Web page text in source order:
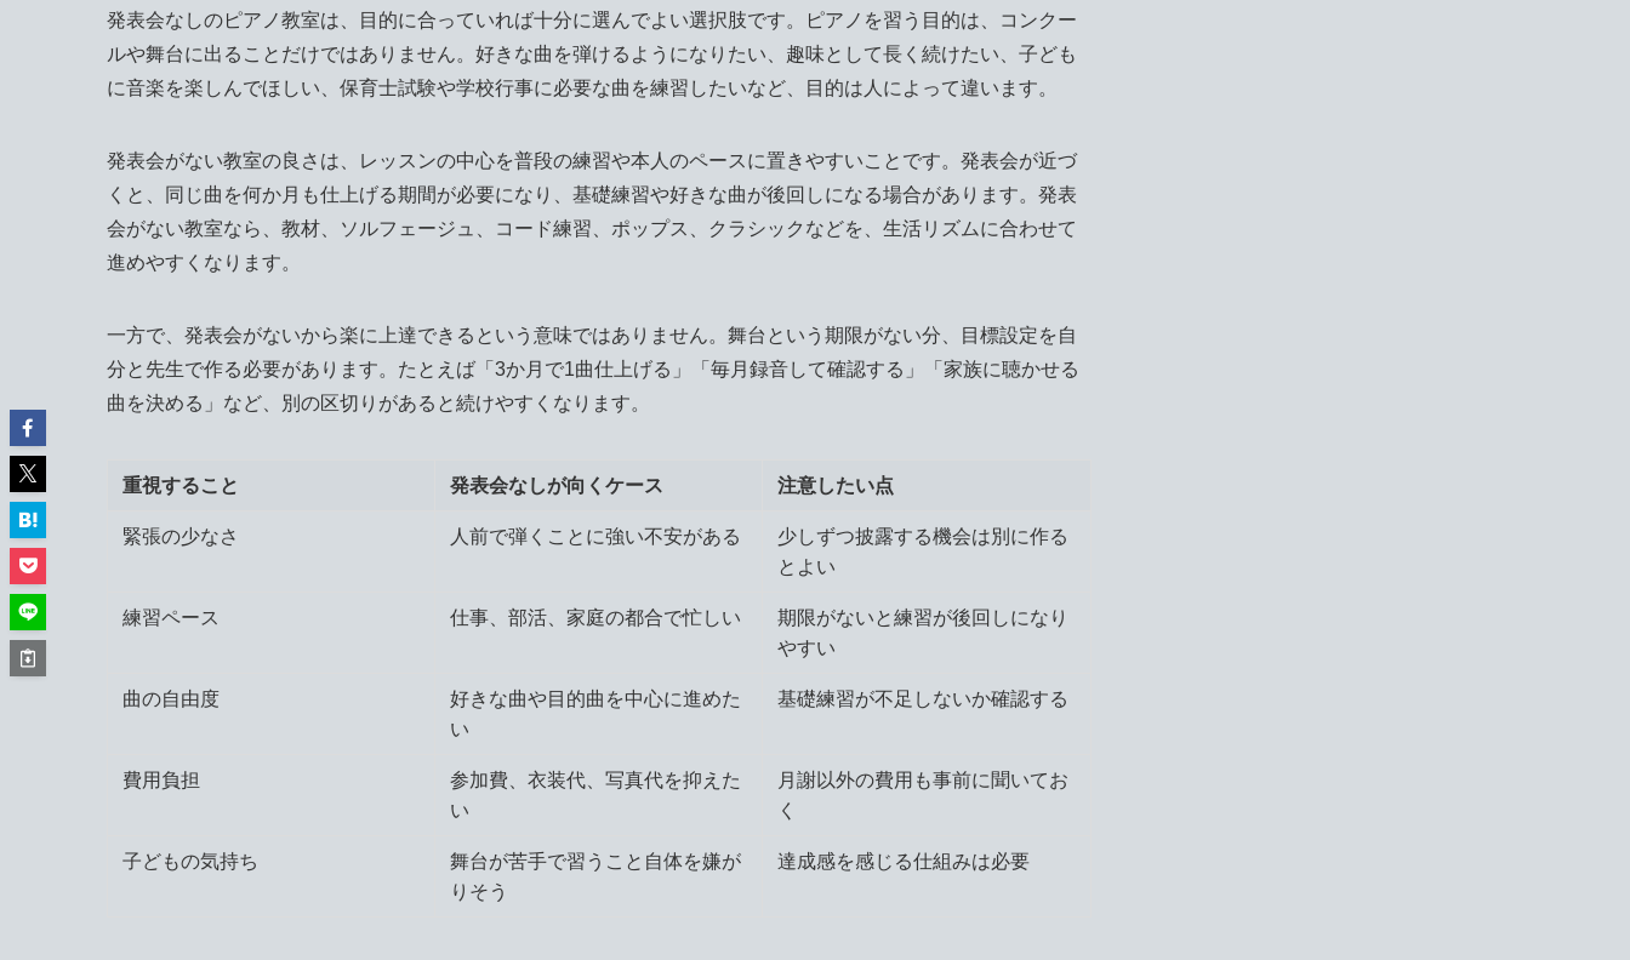
発表会なしのピアノ教室は、目的に合っていれば十分に選んでよい選択肢です。ピアノを習う目的は、コンクー
ルや舞台に出ることだけではありません。好きな曲を弾けるようになりたい、趣味として長く続けたい、子ども
に音楽を楽しんでほしい、保育士試験や学校行事に必要な曲を練習したいなど、目的は人によって違います。
発表会がない教室の良さは、レッスンの中心を普段の練習や本人のペースに置きやすいことです。発表会が近づ
くと、同じ曲を何か月も仕上げる期間が必要になり、基礎練習や好きな曲が後回しになる場合があります。発表
会がない教室なら、教材、ソルフェージュ、コード練習、ポップス、クラシックなどを、生活リズムに合わせて
進めやすくなります。
一方で、発表会がないから楽に上達できるという意味ではありません。舞台という期限がない分、目標設定を自
分と先生で作る必要があります。たとえば「3か月で1曲仕上げる」「毎月録音して確認する」「家族に聴かせる
曲を決める」など、別の区切りがあると続けやすくなります。
重視すること 発表会なしが向くケース 注意したい点
緊張の少なさ 人前で弾くことに強い不安がある
少しずつ披露する機会は別に作る
とよい
練習ペース 仕事、部活、家庭の都合で忙しい
期限がないと練習が後回しになり
やすい
曲の自由度
好きな曲や目的曲を中心に進めた
い
基礎練習が不足しないか確認する
費用負担
参加費、衣装代、写真代を抑えた
い
月謝以外の費用も事前に聞いてお
く
子どもの気持ち
舞台が苦手で習うこと自体を嫌が
りそう
達成感を感じる仕組みは必要